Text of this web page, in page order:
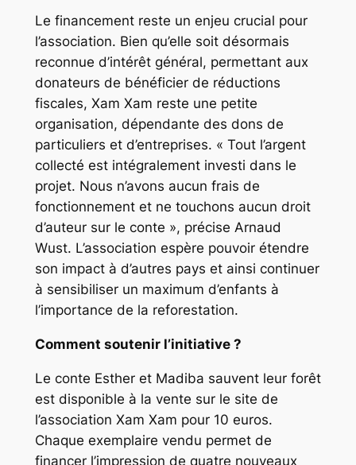
Le financement reste un enjeu crucial pour
l’association. Bien qu’elle soit désormais
reconnue d’intérêt général, permettant aux
donateurs de bénéficier de réductions
fiscales, Xam Xam reste une petite
organisation, dépendante des dons de
particuliers et d’entreprises. « Tout l’argent
collecté est intégralement investi dans le
projet. Nous n’avons aucun frais de
fonctionnement et ne touchons aucun droit
d’auteur sur le conte », précise Arnaud
Wust. L’association espère pouvoir étendre
son impact à d’autres pays et ainsi continuer
à sensibiliser un maximum d’enfants à
l’importance de la reforestation.
Comment soutenir l’initiative ?
Le conte Esther et Madiba sauvent leur forêt
est disponible à la vente sur le site de
l’association Xam Xam pour 10 euros.
Chaque exemplaire vendu permet de
financer l’impression de quatre nouveaux